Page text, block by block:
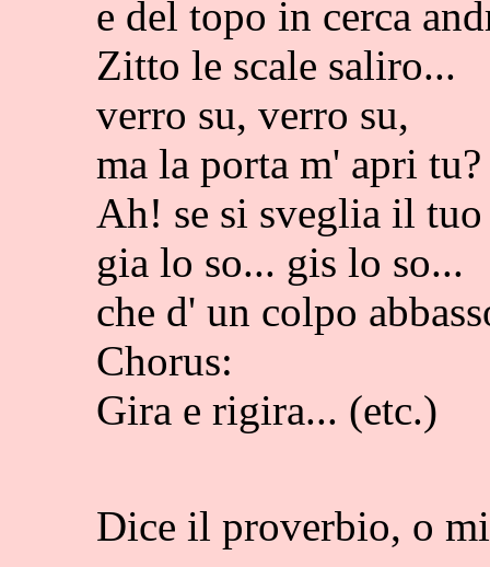
e del topo in cerca
Zitto le scale saliro...
verro su, verro su,
ma la porta m' apri tu?
Ah! se si sveglia il tuo
gia lo so... gis lo so...
che d' un colpo
Chorus:
Gira e rigira... (etc.)
Dice il proverbio, o